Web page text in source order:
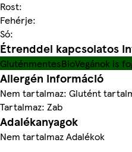
Rost:
Fehérje:
Só:
Étrenddel kapcsolatos
GluténmentesBioVegánok is
Allergén információ
Nem tartalmaz: Glutént
Tartalmaz: Zab
Adalékanyagok
Nem tartalmaz Adalékok